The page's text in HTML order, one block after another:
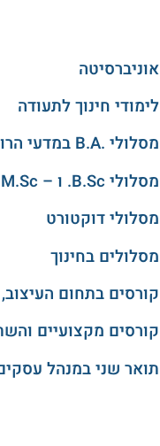
אוניברסיטה
לימודי חינוך לתעודה
מסלולי .B.A במדעי הרוח והאמנויות
מסלולי B.Sc. ו – M.Sc. במדעים
מסלולי דוקטורט
מסלולים בחינוך
קורסים בתחום
קורסים מקצועיים
תואר שני במנהל